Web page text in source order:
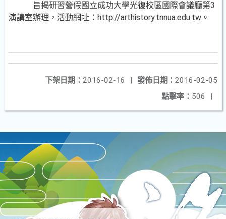
旨揭研習營假國立成功大學光復校區國際會議廳第3
演講室辦理，活動網址：http://arthistory.tnnua.edu.tw。
發佈日期： 2016-02-05
下架日期： 2016-02-16
|
點擊率： 506 |